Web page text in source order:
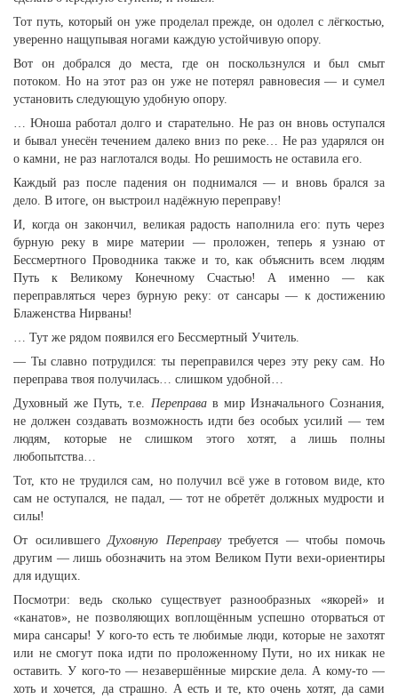
Тот путь, который он уже проделал прежде, он одолел с лёгкостью,
уверенно нащупывая ногами каждую устойчивую опору.
Вот он добрался до места, где он поскользнулся и был смыт
потоком. Но на этот раз он уже не потерял равновесия — и сумел
установить следующую удобную опору.
… Юноша работал долго и старательно. Не раз он вновь оступался
и бывал унесён течением далеко вниз по реке… Не раз ударялся он
о камни, не раз наглотался воды. Но решимость не оставила его.
Каждый раз после падения он поднимался — и вновь брался за
дело. В итоге, он выстроил надёжную переправу!
И, когда он закончил, великая радость наполнила его: путь через
бурную реку в мире материи — проложен, теперь я узнаю от
Бессмертного Проводника также и то, как объяснить всем людям
Путь к Великому Конечному Счастью! А именно — как
переправляться через бурную реку: от сансары — к достижению
Блаженства Нирваны!
… Тут же рядом появился его Бессмертный Учитель.
— Ты славно потрудился: ты переправился через эту реку сам. Но
переправа твоя получилась… слишком удобной…
Духовный же Путь, т.е. Переправав мир Изначального Сознания,
не должен создавать возможность идти без особых усилий — тем
людям, которые не слишком этого хотят, а лишь полны
любопытства…
Тот, кто не трудился сам, но получил всё уже в готовом виде, кто
сам не оступался, не падал, — тот не обретёт должных мудрости и
силы!
От осилившегоДуховную Переправутребуется — чтобы помочь
другим — лишь обозначить на этом Великом Пути вехи-ориентиры
для идущих.
Посмотри: ведь сколько существует разнообразных «якорей» и
«канатов», не позволяющих воплощённым успешно оторваться от
мира сансары! У кого-то есть те любимые люди, которые не захотят
или не смогут пока идти по проложенному Пути, но их никак не
оставить. У кого-то — незавершённые мирские дела. А кому-то —
хоть и хочется, да страшно. А есть и те, кто очень хотят, да сами